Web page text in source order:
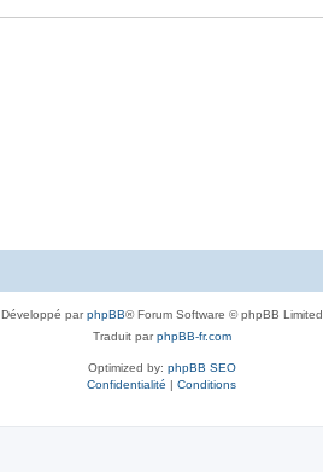
Développé parphpBB® Forum Software © phpBB Limited
Traduit parphpBB-fr.com
Optimized by: phpBB SEO
Confidentialité | Conditions